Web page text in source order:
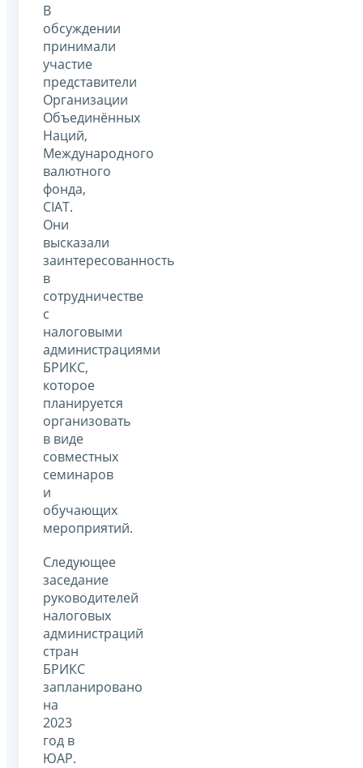
В
обсуждении
принимали
участие
представители
Организации
Объединённых
Наций,
Международного
валютного
фонда,
CIAT.
Они
высказали
заинтересованность
в
сотрудничестве
с
налоговыми
администрациями
БРИКС,
которое
планируется
организовать
в виде
совместных
семинаров
и
обучающих
мероприятий.
Следующее
заседание
руководителей
налоговых
администраций
стран
БРИКС
запланировано
на
2023
год в
ЮАР.